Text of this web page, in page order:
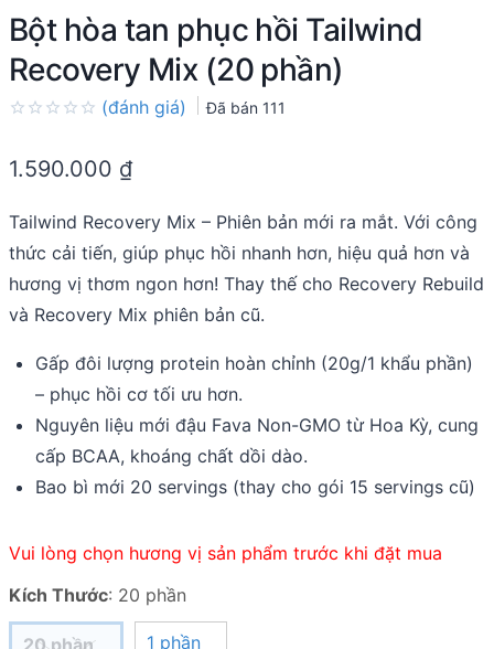
Bột hòa tan phục hồi Tailwind
Recovery Mix (20 phần)
out
(đánh giá) Đã bán 111
1.590.000 ₫
Tailwind Recovery Mix – Phiên bản mới ra mắt. Với công
thức cải tiến, giúp phục hồi nhanh hơn, hiệu quả hơn và
hương vị thơm ngon hơn! Thay thế cho Recovery Rebuild
và Recovery Mix phiên bản cũ.
Gấp đôi lượng protein hoàn chỉnh (20g/1 khẩu phần)
– phục hồi cơ tối ưu hơn.
Nguyên liệu mới đậu Fava Non-GMO từ Hoa Kỳ, cung
cấp BCAA, khoáng chất dồi dào.
Bao bì mới 20 servings (thay cho gói 15 servings cũ)
Vui lòng chọn hương vị sản phẩm trước khi đặt mua
Kích Thước: 20 phần
1 phần